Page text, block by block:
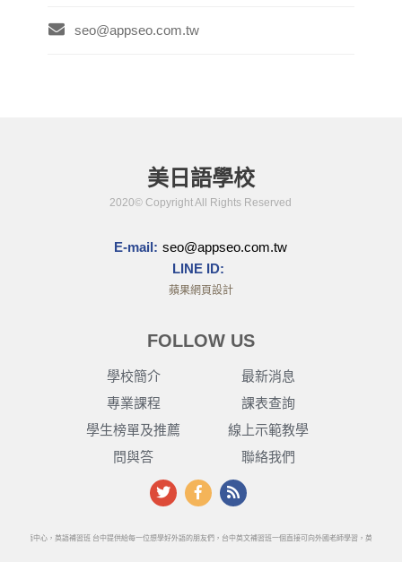
seo@appseo.com.tw
美日語學校
2020© Copyright All Rights Reserved
E-mail: seo@appseo.com.tw
LINE ID:
蘋果網頁設計
FOLLOW US
學校簡介
最新消息
專業課程
課表查詢
學生榜單及推薦
線上示範教學
問與答
聯絡我們
文美日語中心，英語補習班 台中提供給每一位想學好外語的朋友們，台中英文補習班一個直接可向外國老師學習，英語補習